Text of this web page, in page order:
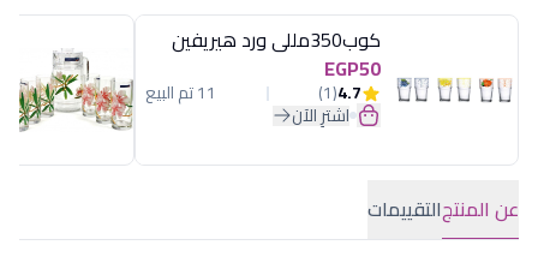
كوب350مللى ورد هيريفين
EGP50
4.7
(1) 11 تم البيع
اشترِ الآن
عن المنتجالتقييمات